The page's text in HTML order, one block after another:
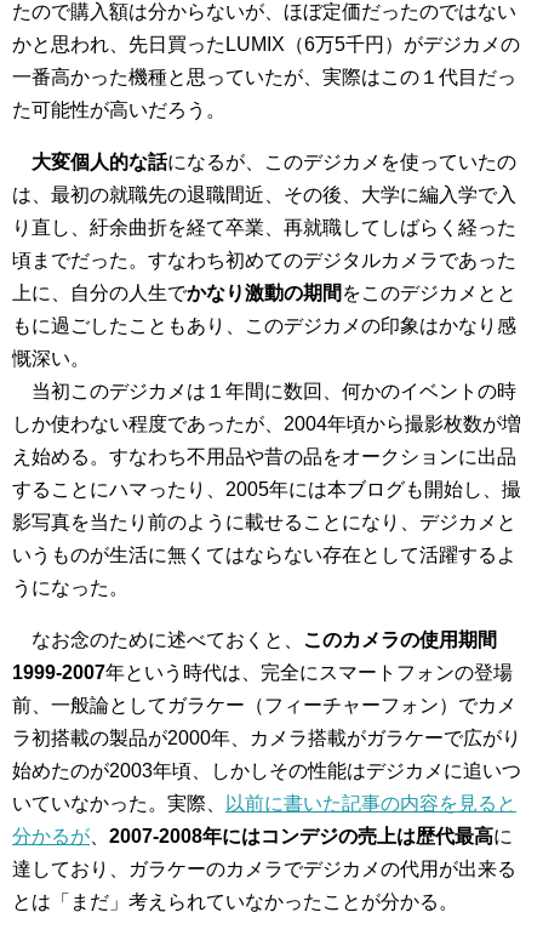
たので購入額は分からないが、ほぼ定価だったのではない
かと思われ、先日買ったLUMIX（6万5千円）がデジカメの
一番高かった機種と思っていたが、実際はこの１代目だっ
た可能性が高いだろう。
大変個人的な話になるが、このデジカメを使っていたの
は、最初の就職先の退職間近、その後、大学に編入学で入
り直し、紆余曲折を経て卒業、再就職してしばらく経った
頃までだった。すなわち初めてのデジタルカメラであった
上に、自分の人生でかなり激動の期間 をこのデジカメとと
もに過ごしたこともあり、このデジカメの印象はかなり感
慨深い。
当初このデジカメは１年間に数回、何かのイベントの時
しか使わない程度であったが、2004年頃から撮影枚数が増
え始める。すなわち不用品や昔の品をオークションに出品
することにハマったり、2005年には本ブログも開始し、撮
影写真を当たり前のように載せることになり、デジカメと
いうものが生活に無くてはならない存在として活躍するよ
うになった。
なお念のために述べておくと、 このカメラの使用期間
1999-2007年という時代は、完全にスマートフォンの登場
前、一般論としてガラケー（フィーチャーフォン）でカメ
ラ初搭載の製品が2000年、カメラ搭載がガラケーで広がり
始めたのが2003年頃、しかしその性能はデジカメに追いつ
いていなかった。実際、
以前に書いた記事の内容を見ると
分かるが
2007-2008年にはコンデジの売上は歴代最高に
達しており、ガラケーのカメラでデジカメの代用が出来る
とは「まだ」考えられていなかったことが分かる。